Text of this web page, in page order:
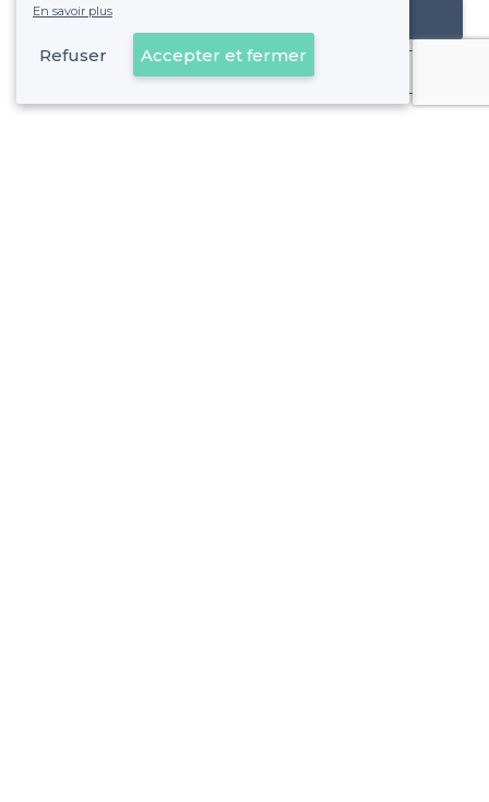
Référencer mon établissement
Déjà client
En savoir plus
Refuser Accepter et fermer